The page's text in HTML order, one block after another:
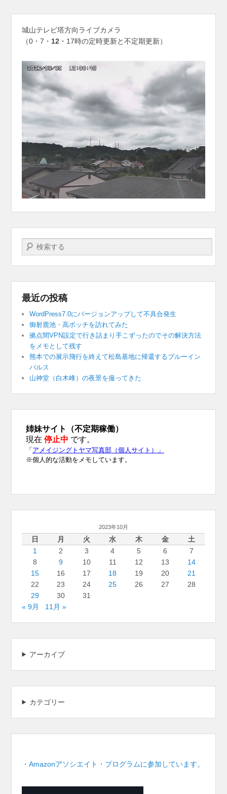
城山テレビ塔方向ライブカメラ
（0・7・ 12 ・17時の定時更新と不定期更新）
検索する
最近の投稿
WordPress7.0にバージョンアップして不具合発生
御射鹿池・高ボッチを訪れてみた
拠点間VPN設定で行き詰まり手こずったのでその解決方法
をメモとして残す
熊本での展示飛行を終えて松島基地に帰還するブルーイン
パルス
山神堂（白木峰）の夜景を撮ってきた
2023年10月
日 月 火 水 木 金
土
1
2 3 4 5 6
7
8
9 10 11 12 13
14
15
16 17 18 19 20
21
22
23 24 25 26 27
28
29
30
31
« 9月
11月 »
アーカイブ
カテゴリー
・Amazonアソシエイト・プログラムに参加しています。